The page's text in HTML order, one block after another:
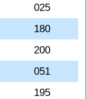
025
180
200
051
195